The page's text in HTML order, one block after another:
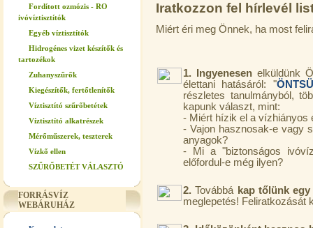
Fordított ozmózis - RO
ivóvíztisztítók
Egyéb víztisztítók
Hidrogénes vizet készítők és
tartozékok
Zuhanyszűrők
Kiegészítők, fertőtlenítők
Víztisztító szűrőbetétek
Víztisztító alkatrészek
Mérőműszerek, teszterek
Vízkő ellen
SZŰRŐBETÉT VÁLASZTÓ
FORRÁSVÍZ
WEBÁRUHÁZ
Iratkozzon fel hírlevél
Miért éri meg Önnek, ha most
1. Ingyenesen elküldünk
élettani hatásáról: "
részletes tanulmányból,
kapunk választ, mint:
- Miért hízik el a vízhiányos
- Vajon hasznosak-e vagy
anyagok?
- Mi a "biztonságos
előfordul-e még ilyen?
2. Továbbá kap tőlünk
meglepetés! Feliratkozását